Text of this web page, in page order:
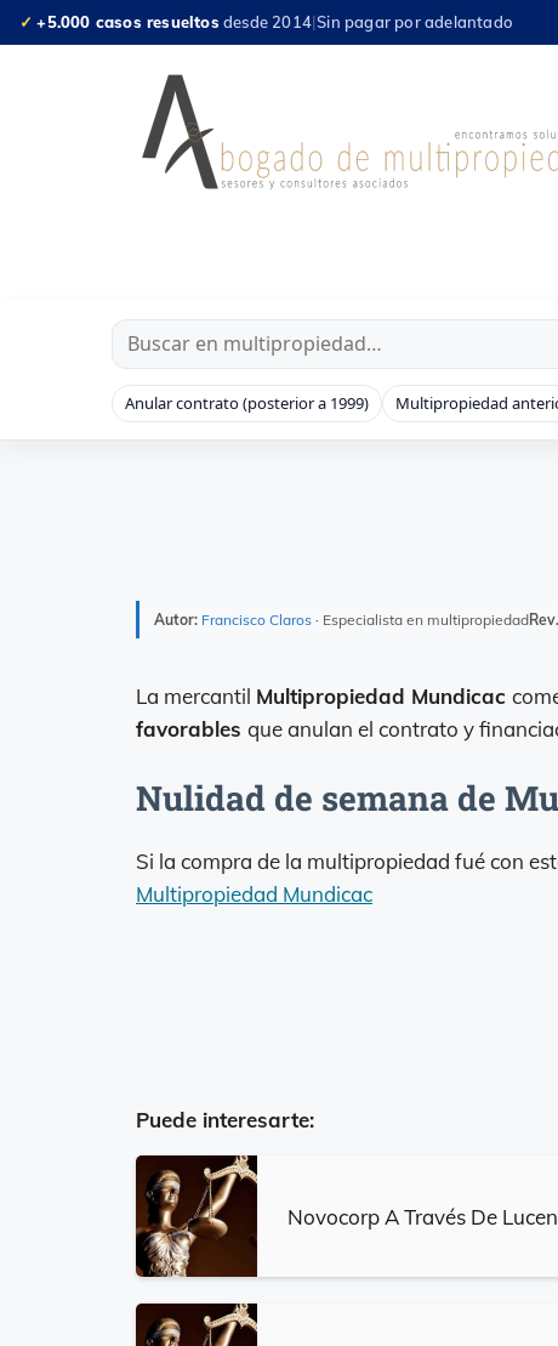
Saltar
al
✓ +5.000 casos resueltos desde 2014|Sin pagar por adelantado
Anular contrato (posterior a 1999) Multipropiedad
Autor: Francisco Claros · Especialista en multipropiedad
La mercantil Multipropiedad Mundicac
favorables que anulan el contrato y
Nulidad de semana de
Si la compra de la multipropiedad fué con
Multipropiedad Mundicac
Puede interesarte:
Novocorp A Través De